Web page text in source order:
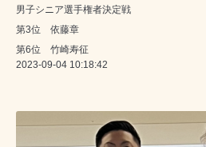
男子シニア選手権者決定戦
第3位 依藤章
第6位 竹崎寿征
2023-09-04 10:18:42